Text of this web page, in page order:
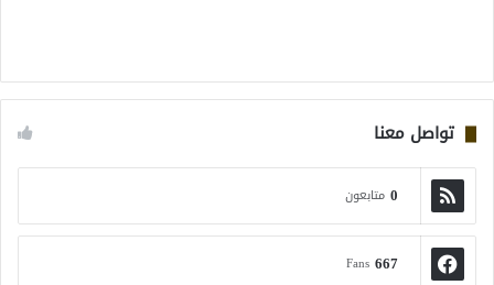
تواصل معنا
0 متابعون
667
Fans